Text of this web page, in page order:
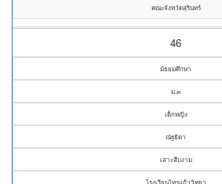
คณะจังหวัดสุรินทร์
46
มัธยมศึกษา
ม.๓
เด็กหญิง
ณัฐธิดา
เสาะสืบงาม
โรงเรียนไทรแก้ววิทยา